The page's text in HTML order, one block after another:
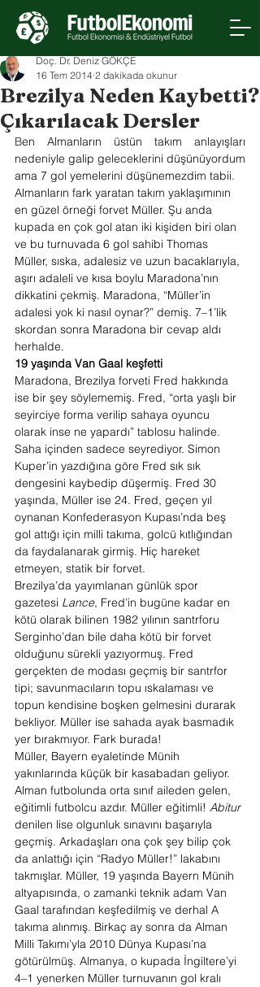
Brezilya Neden Kaybetti?
Çıkarılacak Dersler
Doç. Dr. Deniz GÖKÇE
16 Tem 2014 2 dakikada okunur
Ben Almanların üstün takım anlayışları
nedeniyle galip geleceklerini düşünüyordum
ama 7 gol yemelerini düşünemezdim tabii.
Almanların fark yaratan takım yaklaşımının
en güzel örneği forvet Müller. Şu anda
kupada en çok gol atan iki kişiden biri olan
ve bu turnuvada 6 gol sahibi Thomas
Müller, sıska, adalesiz ve uzun bacaklarıyla,
aşırı adaleli ve kısa boylu Maradona’nın
dikkatini çekmiş. Maradona, “Müller’in
adalesi yok ki nasıl oynar?” demiş. 7–1’lik
skordan sonra Maradona bir cevap aldı
herhalde.
19 yaşında Van Gaal keşfetti
Maradona, Brezilya forveti Fred hakkında
ise bir şey söylememiş. Fred, “orta yaşlı bir
seyirciye forma verilip sahaya oyuncu
olarak inse ne yapardı” tablosu halinde.
Saha içinden sadece seyrediyor. Simon
Kuper’in yazdığına göre Fred sık sık
dengesini kaybedip düşermiş. Fred 30
yaşında, Müller ise 24. Fred, geçen yıl
oynanan Konfederasyon Kupası’nda beş
gol attığı için milli takıma, golcü kıtlığından
da faydalanarak girmiş. Hiç hareket
etmeyen, statik bir forvet.
Brezilya’da yayımlanan günlük spor
gazetesi Lance, Fred’in bugüne kadar en
kötü olarak bilinen 1982 yılının santrforu
Serginho’dan bile daha kötü bir forvet
olduğunu sürekli yazıyormuş. Fred
gerçekten de modası geçmiş bir santrfor
tipi; savunmacıların topu ıskalaması ve
topun kendisine boşken gelmesini durarak
bekliyor. Müller ise sahada ayak basmadık
yer bırakmıyor. Fark burada!
Müller, Bayern eyaletinde Münih
yakınlarında küçük bir kasabadan geliyor.
Alman futbolunda orta sınıf aileden gelen,
eğitimli futbolcu azdır. Müller eğitimli! Abitur
denilen lise olgunluk sınavını başarıyla
geçmiş. Arkadaşları ona çok şey bilip çok
da anlattığı için “Radyo Müller!” lakabını
takmışlar. Müller, 19 yaşında Bayern Münih
altyapısında, o zamanki teknik adam Van
Gaal tarafından keşfedilmiş ve derhal A
takıma alınmış. Birkaç ay sonra da Alman
Milli Takımı’yla 2010 Dünya Kupası’na
götürülmüş. Almanya, o kupada İngiltere’yi
4–1 yenerken Müller turnuvanın gol kralı